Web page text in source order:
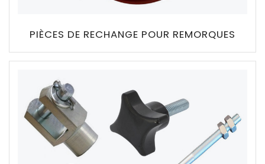
PIÈCES DE RECHANGE POUR REMORQUES